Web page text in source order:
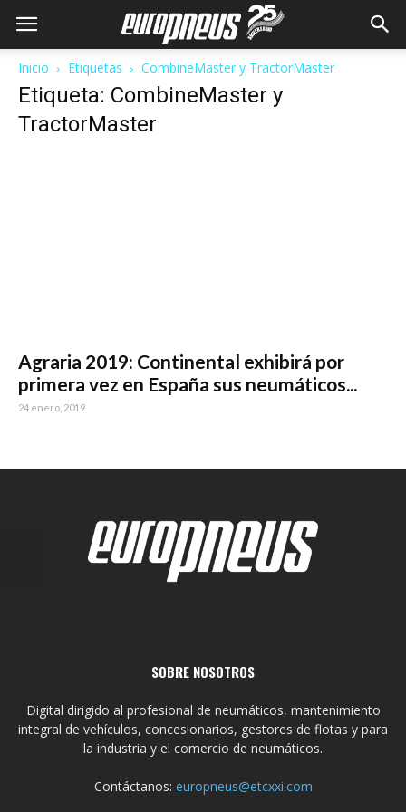
Inicio Etiquetas CombineMaster y TractorMaster
Etiqueta: CombineMaster y
TractorMaster
Agraria 2019: Continental exhibirá por
primera vez en España sus neumáticos...
24 enero, 2019
SOBRE NOSOTROS
Digital dirigido al profesional de neumáticos, mantenimiento
integral de vehículos, concesionarios, gestores de flotas y para
la industria y el comercio de neumáticos.
Contáctanos: europneus@etcxxi.com